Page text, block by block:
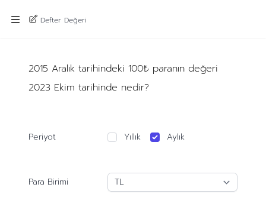
Defter Değeri
2015 Aralık tarihindeki 100₺ paranın değeri
2023 Ekim tarihinde nedir?
Periyot Yıllık Aylık
Para Birimi